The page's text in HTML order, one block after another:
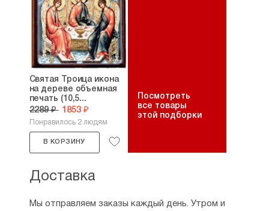
Святая Троица икона
на дереве объемная
печать (10,5...
2289 ₽ 1853 ₽
Понравилось 2 людям
В КОРЗИНУ
Посмотреть
все товары
этой подборки
Доставка
Мы отправляем заказы каждый день. Утром и